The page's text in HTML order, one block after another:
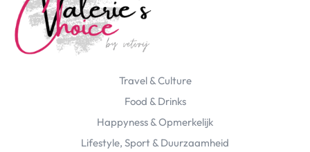
Travel & Culture
Food & Drinks
Happyness & Opmerkelijk
Lifestyle, Sport & Duurzaamheid